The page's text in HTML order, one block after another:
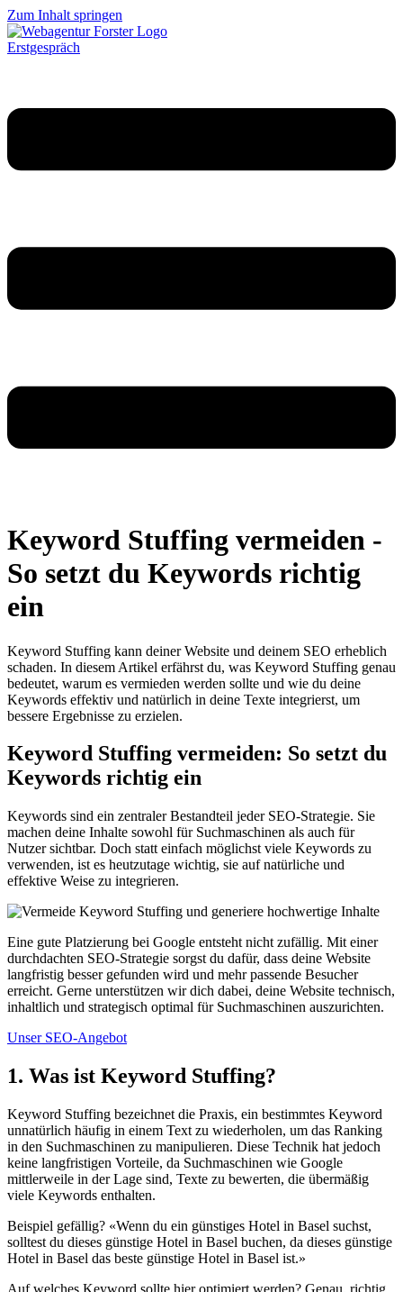
Zum Inhalt springen
Erstgespräch
Keyword Stuffing vermeiden -
So setzt du Keywords richtig
ein
Keyword Stuffing kann deiner Website und deinem SEO erheblich
schaden. In diesem Artikel erfährst du, was Keyword Stuffing genau
bedeutet, warum es vermieden werden sollte und wie du deine
Keywords effektiv und natürlich in deine Texte integrierst, um
bessere Ergebnisse zu erzielen.
Keyword Stuffing vermeiden: So setzt du
Keywords richtig ein
Keywords sind ein zentraler Bestandteil jeder SEO-Strategie. Sie
machen deine Inhalte sowohl für Suchmaschinen als auch für
Nutzer sichtbar. Doch statt einfach möglichst viele Keywords zu
verwenden, ist es heutzutage wichtig, sie auf natürliche und
effektive Weise zu integrieren.
Eine gute Platzierung bei Google entsteht nicht zufällig. Mit einer
durchdachten SEO-Strategie sorgst du dafür, dass deine Website
langfristig besser gefunden wird und mehr passende Besucher
erreicht. Gerne unterstützen wir dich dabei, deine Website technisch,
inhaltlich und strategisch optimal für Suchmaschinen auszurichten.
Unser SEO-Angebot
1. Was ist Keyword Stuffing?
Keyword Stuffing bezeichnet die Praxis, ein bestimmtes Keyword
unnatürlich häufig in einem Text zu wiederholen, um das Ranking
in den Suchmaschinen zu manipulieren. Diese Technik hat jedoch
keine langfristigen Vorteile, da Suchmaschinen wie Google
mittlerweile in der Lage sind, Texte zu bewerten, die übermäßig
viele Keywords enthalten.
Beispiel gefällig? «Wenn du ein günstiges Hotel in Basel suchst,
solltest du dieses günstige Hotel in Basel buchen, da dieses günstige
Hotel in Basel das beste günstige Hotel in Basel ist.»